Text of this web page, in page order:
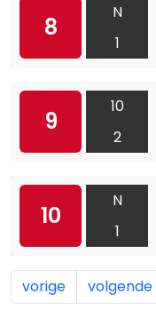
8
N
1
9
10
2
10
N
1
vorige volgende